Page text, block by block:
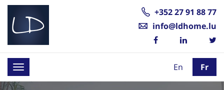
+352 27 91 88 77
info@ldhome.lu
Toggle
navigation
En Fr